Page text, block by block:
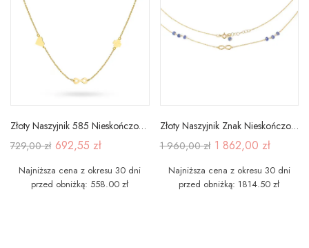
Złoty Naszyjnik 585 Nieskończoność Koniczyna Serce
729,00 zł 692,55 zł
Najniższa cena z okresu 30 dni
przed obniżką: 558.00 zł
Złoty Naszyjnik Znak Nieskończoności Cyrkonie N038
1 960,00 zł 1 862,00 zł
Najniższa cena z okresu 30 dni
przed obniżką: 1814.50 zł